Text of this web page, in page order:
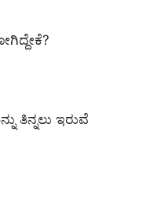
ತಿನ್ನಲು ಇರುವೆ